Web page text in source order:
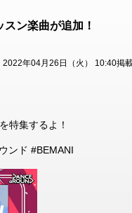
ン楽曲が追加！
2022年04月26日（火） 10:40掲
特集するよ！
ンド #BEMANI